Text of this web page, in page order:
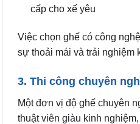
cấp cho xế yêu
Việc chọn ghế có công
sự thoải mái và trải nghiệm
3. Thi công chuyên
Một đơn vị độ ghế chuyên
thuật viên giàu kinh